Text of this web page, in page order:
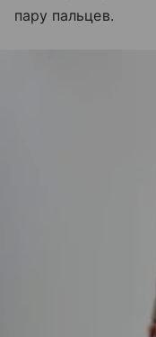
пару пальцев.